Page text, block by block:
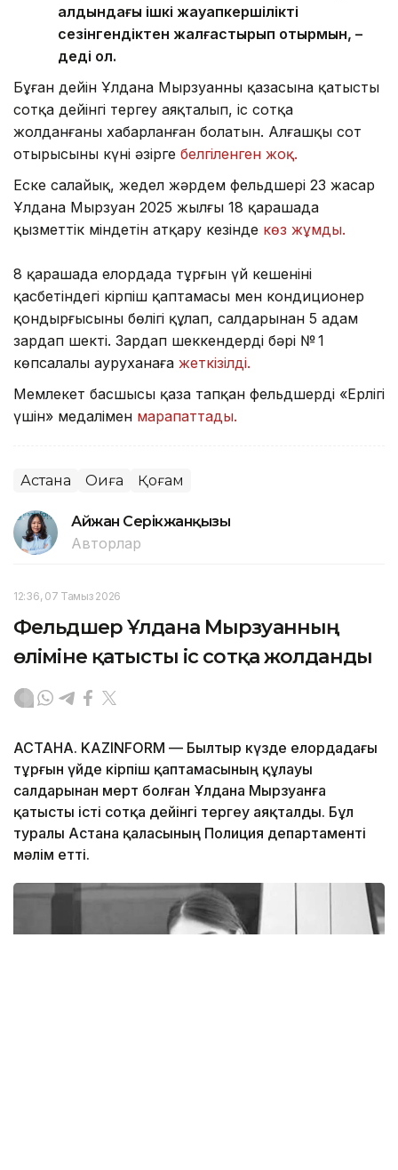
алдындағы ішкі жауапкершілікті
сезінгендіктен жалғастырып отырмын, –
деді ол.
Бұған дейін Ұлдана Мырзуанның қазасына қатысты
сотқа дейінгі тергеу аяқталып, іс сотқа
жолданғаны хабарланған болатын. Алғашқы сот
отырысының күні әзірге белгіленген жоқ.
Еске салайық, жедел жәрдем фельдшері 23 жасар
Ұлдана Мырзуан 2025 жылғы 18 қарашада
қызметтік міндетін атқару кезінде көз жұмды.
8 қарашада елордада тұрғын үй кешенінің
қасбетіндегі кірпіш қаптамасы мен кондиционер
қондырғысының бөлігі құлап, салдарынан 5 адам
зардап шекті. Зардап шеккендердің бәрі № 1
көпсалалы ауруханаға жеткізілді.
Мемлекет басшысы қаза тапқан фельдшерді «Ерлігі
үшін» медалімен марапаттады.
Астана Оқиға Қоғам
Айжан Серікжанқызы
Авторлар
12:36, 07 Тамыз 2026
Фельдшер Ұлдана Мырзуанның
өліміне қатысты іс сотқа жолданды
АСТАНА. KAZINFORM — Былтыр күзде елордадағы
тұрғын үйде кірпіш қаптамасының құлауы
салдарынан мерт болған Ұлдана Мырзуанға
қатысты істі сотқа дейінгі тергеу аяқталды. Бұл
туралы Астана қаласының Полиция департаменті
мәлім етті.